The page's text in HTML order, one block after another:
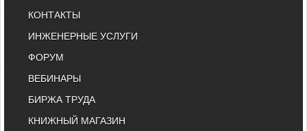
КОНТАКТЫ
ИНЖЕНЕРНЫЕ УСЛУГИ
ФОРУМ
ВЕБИНАРЫ
БИРЖА ТРУДА
КНИЖНЫЙ МАГАЗИН